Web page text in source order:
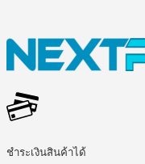
ชำระเงินสินค้าได้